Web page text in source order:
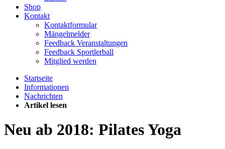
Shop
Kontakt
Kontaktformular
Mängelmelder
Feedback Veranstaltungen
Feedback Sportlerball
Mitglied werden
Startseite
Informationen
Nachrichten
Artikel lesen
Neu ab 2018: Pilates Yoga